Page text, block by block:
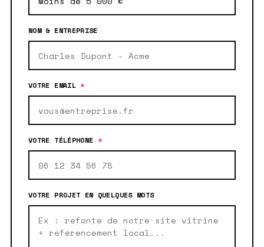
NOM & ENTREPRISE
VOTRE EMAIL *
VOTRE TÉLÉPHONE *
VOTRE PROJET EN QUELQUES MOTS